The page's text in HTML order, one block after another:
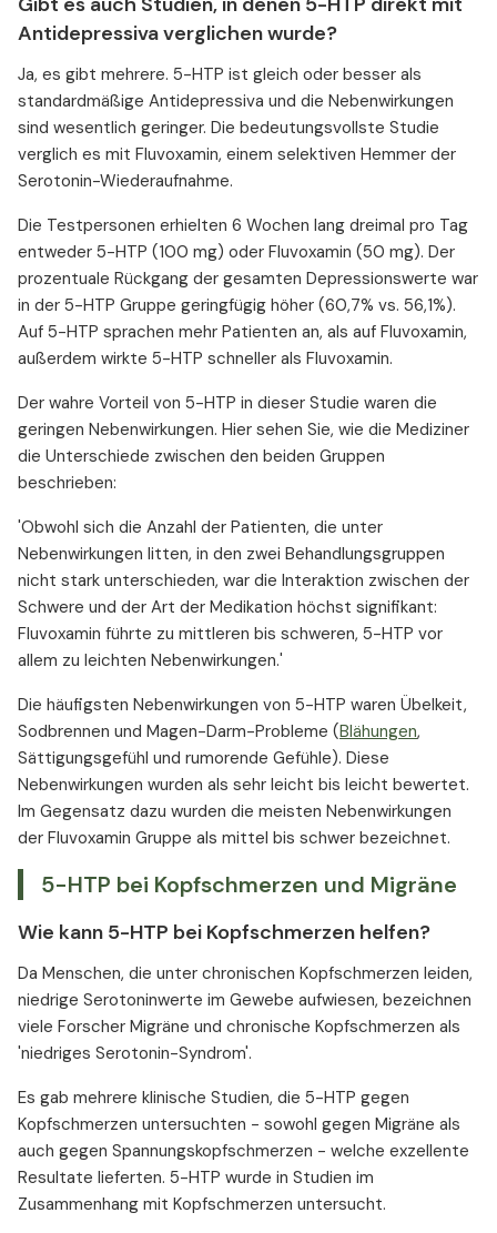
Antidepressiva verglichen wurde?
Ja, es gibt mehrere. 5-HTP ist gleich oder besser als
standardmäßige Antidepressiva und die Nebenwirkungen
sind wesentlich geringer. Die bedeutungsvollste Studie
verglich es mit Fluvoxamin, einem selektiven Hemmer der
Serotonin-Wiederaufnahme.
Die Testpersonen erhielten 6 Wochen lang dreimal pro Tag
entweder 5-HTP (100 mg) oder Fluvoxamin (50 mg). Der
prozentuale Rückgang der gesamten Depressionswerte war
in der 5-HTP Gruppe geringfügig höher (60,7% vs. 56,1%).
Auf 5-HTP sprachen mehr Patienten an, als auf Fluvoxamin,
außerdem wirkte 5-HTP schneller als Fluvoxamin.
Der wahre Vorteil von 5-HTP in dieser Studie waren die
geringen Nebenwirkungen. Hier sehen Sie, wie die Mediziner
die Unterschiede zwischen den beiden Gruppen
beschrieben:
'Obwohl sich die Anzahl der Patienten, die unter
Nebenwirkungen litten, in den zwei Behandlungsgruppen
nicht stark unterschieden, war die Interaktion zwischen der
Schwere und der Art der Medikation höchst signifikant:
Fluvoxamin führte zu mittleren bis schweren, 5-HTP vor
allem zu leichten Nebenwirkungen.'
Die häufigsten Nebenwirkungen von 5-HTP waren Übelkeit,
Sodbrennen und Magen-Darm-Probleme (Blähungen,
Sättigungsgefühl und rumorende Gefühle). Diese
Nebenwirkungen wurden als sehr leicht bis leicht bewertet.
Im Gegensatz dazu wurden die meisten Nebenwirkungen
der Fluvoxamin Gruppe als mittel bis schwer bezeichnet.
5-HTP bei Kopfschmerzen und Migräne
Wie kann 5-HTP bei Kopfschmerzen helfen?
Da Menschen, die unter chronischen Kopfschmerzen leiden,
niedrige Serotoninwerte im Gewebe aufwiesen, bezeichnen
viele Forscher Migräne und chronische Kopfschmerzen als
'niedriges Serotonin-Syndrom'.
Es gab mehrere klinische Studien, die 5-HTP gegen
Kopfschmerzen untersuchten - sowohl gegen Migräne als
auch gegen Spannungskopfschmerzen - welche exzellente
Resultate lieferten. 5-HTP wurde in Studien im
Zusammenhang mit Kopfschmerzen untersucht.